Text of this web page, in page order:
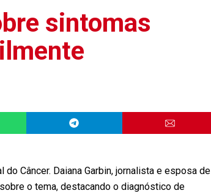
sintomas
Câncer. Daiana Garbin, jornalista e esposa de
o tema, destacando o diagnóstico de